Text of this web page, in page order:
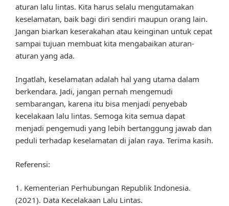
aturan lalu lintas. Kita harus selalu mengutamakan
keselamatan, baik bagi diri sendiri maupun orang lain.
Jangan biarkan keserakahan atau keinginan untuk cepat
sampai tujuan membuat kita mengabaikan aturan-
aturan yang ada.
Ingatlah, keselamatan adalah hal yang utama dalam
berkendara. Jadi, jangan pernah mengemudi
sembarangan, karena itu bisa menjadi penyebab
kecelakaan lalu lintas. Semoga kita semua dapat
menjadi pengemudi yang lebih bertanggung jawab dan
peduli terhadap keselamatan di jalan raya. Terima kasih.
Referensi:
1. Kementerian Perhubungan Republik Indonesia.
(2021). Data Kecelakaan Lalu Lintas.